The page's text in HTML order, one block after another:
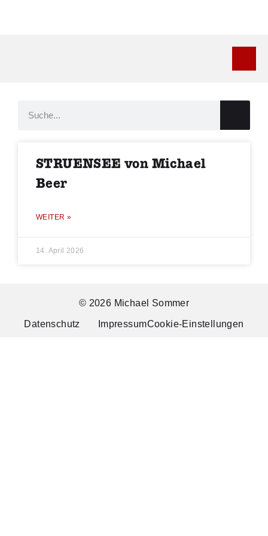
STRUENSEE von Michael
Beer
WEITER »
14. April 2026
© 2026 Michael Sommer
Datenschutz ImpressumCookie-Einstellungen